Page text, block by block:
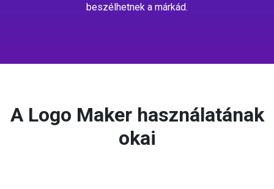
beszélhetnek a márkád.
A Logo Maker használatának
okai